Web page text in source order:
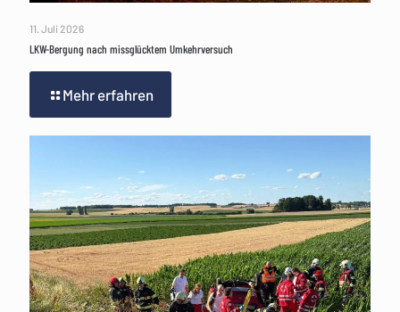
11. Juli 2026
LKW-Bergung nach missglücktem Umkehrversuch
Mehr erfahren